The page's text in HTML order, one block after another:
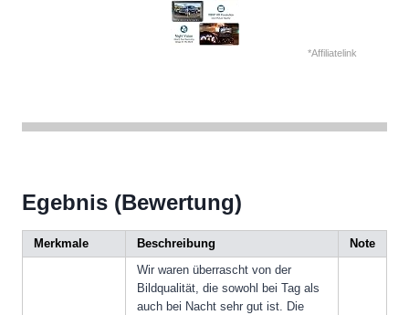
*Affiliatelink
Egebnis (Bewertung)
Merkmale Beschreibung Note
Wir waren überrascht von der
Bildqualität, die sowohl bei Tag als
auch bei Nacht sehr gut ist. Die